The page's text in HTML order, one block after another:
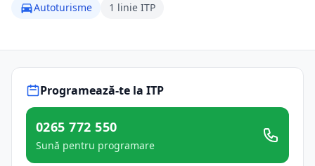
Autoturisme 1 linie ITP
Programează-te la ITP
0265 772 550
Sună pentru programare